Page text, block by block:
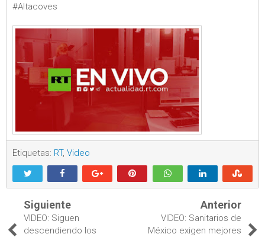
#Altacoves
Etiquetas: RT, Video
Siguiente
VIDEO: Siguen
descendiendo los
Anterior
VIDEO: Sanitarios de
México exigen mejores